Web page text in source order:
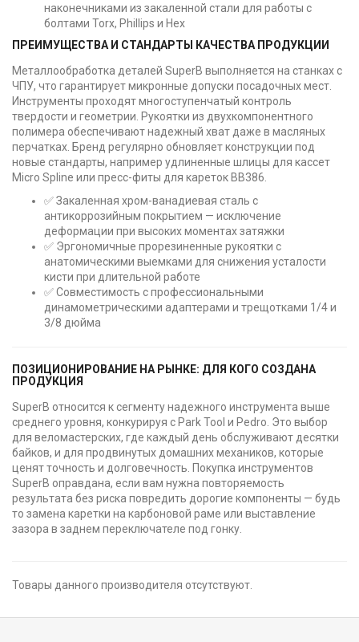
наконечниками из закаленной стали для работы с
болтами Torx, Phillips и Hex
ПРЕИМУЩЕСТВА И СТАНДАРТЫ КАЧЕСТВА ПРОДУКЦИИ
Металлообработка деталей SuperB выполняется на станках с
ЧПУ, что гарантирует микронные допуски посадочных мест.
Инструменты проходят многоступенчатый контроль
твердости и геометрии. Рукоятки из двухкомпонентного
полимера обеспечивают надежный хват даже в масляных
перчатках. Бренд регулярно обновляет конструкции под
новые стандарты, например удлиненные шлицы для кассет
Micro Spline или пресс-фиты для кареток BB386.
✅ Закаленная хром-ванадиевая сталь с
антикоррозийным покрытием — исключение
деформации при высоких моментах затяжки
✅ Эргономичные прорезиненные рукоятки с
анатомическими выемками для снижения усталости
кисти при длительной работе
✅ Совместимость с профессиональными
динамометрическими адаптерами и трещотками 1/4 и
3/8 дюйма
ПОЗИЦИОНИРОВАНИЕ НА РЫНКЕ: ДЛЯ КОГО СОЗДАНА
ПРОДУКЦИЯ
SuperB относится к сегменту надежного инструмента выше
среднего уровня, конкурируя с Park Tool и Pedro. Это выбор
для веломастерских, где каждый день обслуживают десятки
байков, и для продвинутых домашних механиков, которые
ценят точность и долговечность. Покупка инструментов
SuperB оправдана, если вам нужна повторяемость
результата без риска повредить дорогие компоненты — будь
то замена каретки на карбоновой раме или выставление
зазора в заднем переключателе под гонку.
Товары данного производителя отсутствуют.